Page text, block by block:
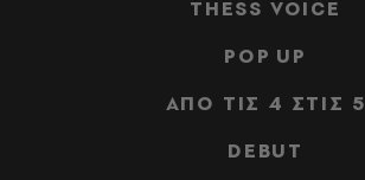
THESS VOICE
POP UP
ΑΠΟ ΤΙΣ 4 ΣΤΙΣ 5
DEBUT